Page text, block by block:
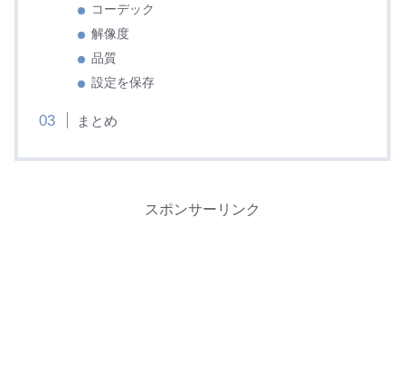
コーデック
解像度
品質
設定を保存
まとめ
スポンサーリンク